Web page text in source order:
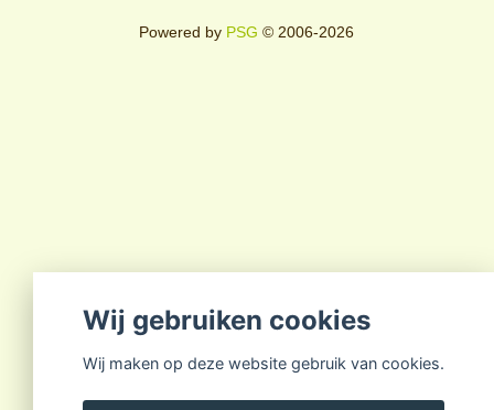
Powered by PSG © 2006-2026
Wij gebruiken cookies
Wij maken op deze website gebruik van cookies.